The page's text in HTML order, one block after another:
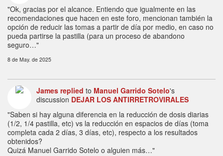
"Ok, gracias por el alcance. Entiendo que igualmente en las
recomendaciones que hacen en este foro, mencionan también la
opción de reducir las tomas a partir de día por medio, en caso no
pueda partirse la pastilla (para un proceso de abandono
seguro…"
8 de May. de 2025
James replied to Manuel Garrido Sotelo's
discussion DEJAR LOS ANTIRRETROVIRALES
"Saben si hay alguna diferencia en la reducción de dosis diarias
(1/2, 1/4 pastilla, etc) vs la reducción en espacios de días (toma
completa cada 2 días, 3 días, etc), respecto a los resultados
obtenidos?
Quizá Manuel Garrido Sotelo o alguien más…"